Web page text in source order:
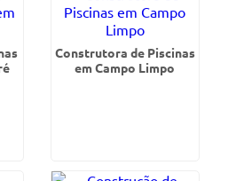
Construtora de Piscinas
em Campo Limpo